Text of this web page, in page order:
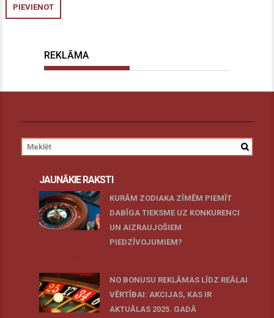
REKLĀMA
JAUNĀKIE RAKSTI
KURĀM ZODIAKA ZĪMĒM PIEMĪT
DABĪGA TIEKSME UZ KONKURENCI
UN AIZRAUJOŠIEM
PIEDZĪVOJUMIEM?
NO BONUSU REKLĀMAS LĪDZ REĀLAI
VĒRTĪBAI: AKCIJAS, KAS IR
AKTUĀLAS 2025. GADĀ